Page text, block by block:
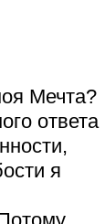
Мечта?
ответа
я